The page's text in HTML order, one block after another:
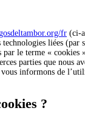
fr (ci-
technologies liées (par
par le terme « cookies
parties que nous
informons de
?